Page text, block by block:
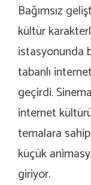
Bağımsız
kültür
istasyonunda
tabanlı
geçirdi.
internet
temalara
küçük
giriyor.